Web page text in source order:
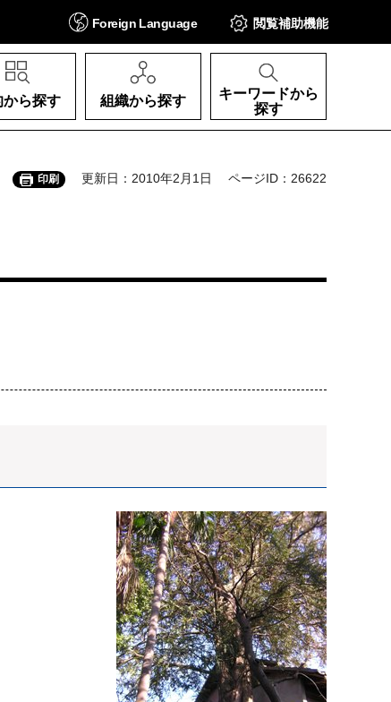
Foreign Language 閲覧補助機能
から探す 組織から探す
キーワードから
探す
印刷 更新日：2010年2月1日 ページID：26622